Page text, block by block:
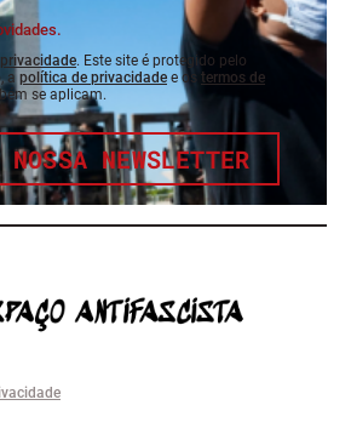
. Este site é protegido pelo
a política de privacidade e os termos de
se aplicam.
NEWSLETTER